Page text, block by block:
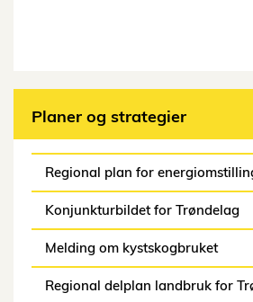
Planer og strategier
Regional plan for
Konjunkturbildet for Trøndelag
Melding om kystskogbruket
Regional delplan landbruk for